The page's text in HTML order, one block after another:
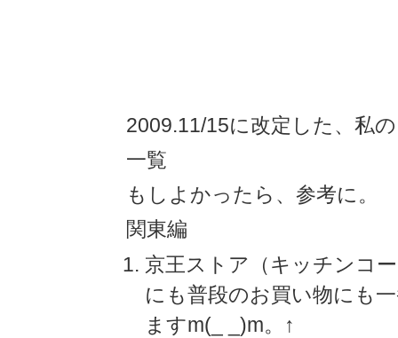
2009.11/15に改定した、私
一覧
もしよかったら、参考に。
関東編
京王ストア（キッチンコ
にも普段のお買い物にも
ますm(_ _)m。↑